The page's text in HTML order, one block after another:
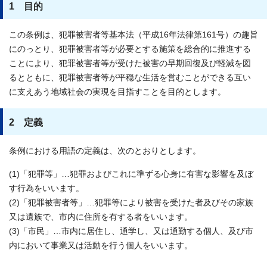
1 目的
この条例は、犯罪被害者等基本法（平成16年法律第161号）の趣旨
にのっとり、犯罪被害者等が必要とする施策を総合的に推進する
ことにより、犯罪被害者等が受けた被害の早期回復及び軽減を図
るとともに、犯罪被害者等が平穏な生活を営むことができる互い
に支えあう地域社会の実現を目指すことを目的とします。
2 定義
条例における用語の定義は、次のとおりとします。
(1)「犯罪等」…犯罪およびこれに準ずる心身に有害な影響を及ぼ
す行為をいいます。
(2)「犯罪被害者等」…犯罪等により被害を受けた者及びその家族
又は遺族で、市内に住所を有する者をいいます。
(3)「市民」…市内に居住し、通学し、又は通勤する個人、及び市
内において事業又は活動を行う個人をいいます。